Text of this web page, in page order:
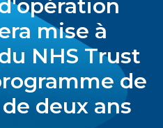
mise à
NHS Trust
de
deux ans